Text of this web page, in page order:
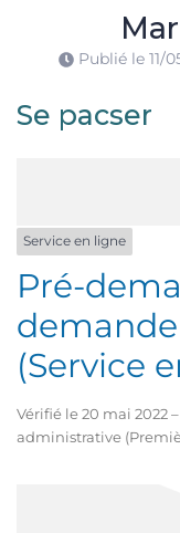
Publié le 11/
Se pacser
Service en ligne
Pré-
(Service
Vérifié le 20 mai 2022
administrative